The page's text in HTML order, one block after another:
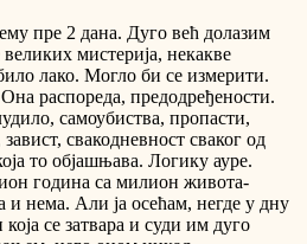
пре 2 дана. Дуго већ долазим
мистерија, некакве
лако. Могло би се измерити.
распореда, предодређености.
самоубиства, пропасти,
свакодневност сваког од
то објашњава. Логику ауре.
година са милион живота-
нема. Али ја осећам, негде у дну
се затвара и суди им дуго